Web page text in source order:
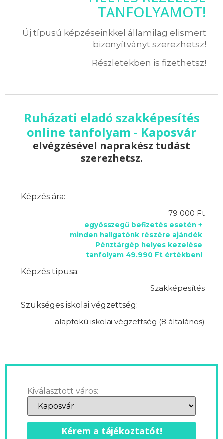
TANFOLYAMOT!
Új típusú képzéseinkkel államilag elismert
bizonyítványt szerezhetsz!
Részletekben is fizethetsz!
Ruházati eladó szakképesítés
online tanfolyam - Kaposvár
elvégzésével naprakész tudást
szerezhetsz.
Képzés ára:
79 000 Ft
egyösszegű befizetés esetén +
minden hallgatónk részére ajándék
Pénztárgép helyes kezelése
tanfolyam 49.990 Ft értékben!
Képzés típusa:
Szakképesítés
Szükséges iskolai végzettség:
alapfokú iskolai végzettség (8 általános)
Kiválasztott város:
Kérem a tájékoztatót!